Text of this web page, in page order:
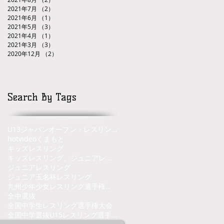
2021年7月
（2）
2021年6月
（1）
2021年5月
（3）
2021年4月
（1）
2021年3月
（3）
2020年12月
（2）
Search By Tags